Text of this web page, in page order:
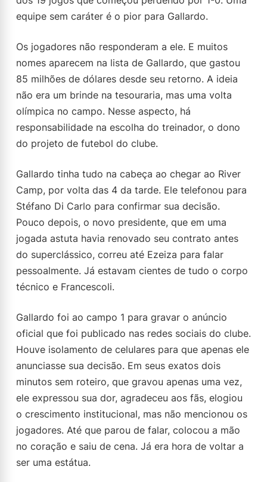
equipe sem caráter é o pior para Gallardo.
Os jogadores não responderam a ele. E muitos
nomes aparecem na lista de Gallardo, que gastou
85 milhões de dólares desde seu retorno. A ideia
não era um brinde na tesouraria, mas uma volta
olímpica no campo. Nesse aspecto, há
responsabilidade na escolha do treinador, o dono
do projeto de futebol do clube.
Gallardo tinha tudo na cabeça ao chegar ao River
Camp, por volta das 4 da tarde. Ele telefonou para
Stéfano Di Carlo para confirmar sua decisão.
Pouco depois, o novo presidente, que em uma
jogada astuta havia renovado seu contrato antes
do superclássico, correu até Ezeiza para falar
pessoalmente. Já estavam cientes de tudo o corpo
técnico e Francescoli.
Gallardo foi ao campo 1 para gravar o anúncio
oficial que foi publicado nas redes sociais do clube.
Houve isolamento de celulares para que apenas ele
anunciasse sua decisão. Em seus exatos dois
minutos sem roteiro, que gravou apenas uma vez,
ele expressou sua dor, agradeceu aos fãs, elogiou
o crescimento institucional, mas não mencionou os
jogadores. Até que parou de falar, colocou a mão
no coração e saiu de cena. Já era hora de voltar a
ser uma estátua.